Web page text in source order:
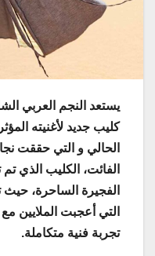
يستعد النجم العربي
الحالي و التي حققت
الفائت، الكليب الذي
الفجيرة الساحرة، حيث
التي أعجبت الملايين
تجربة فنية متكاملة.